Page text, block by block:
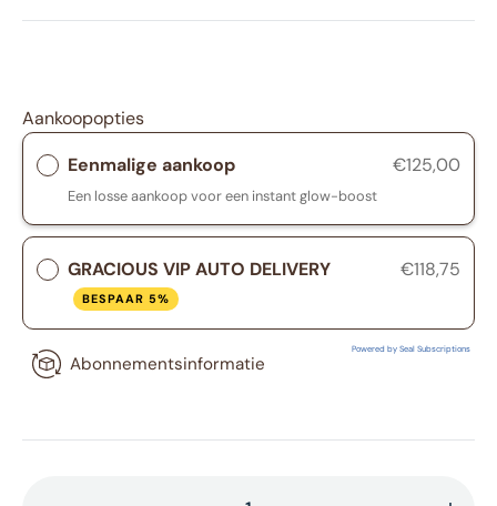
Aankoopopties
Eenmalige aankoop
€125,00
Een losse aankoop voor een instant glow-boost
GRACIOUS VIP AUTO DELIVERY
BESPAAR 5%
€118,75
Powered by Seal Subscriptions
Abonnementsinformatie